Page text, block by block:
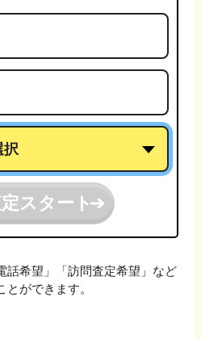
スタート
話希望」「訪問査定希望」など
ができます。